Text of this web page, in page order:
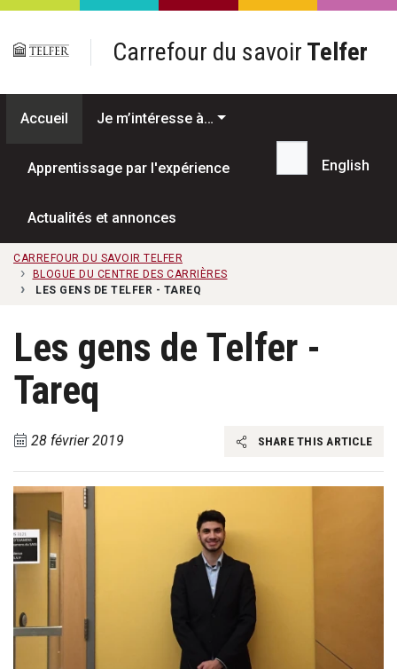
Passer au contenu principal
Carrefour du savoir Telfer
Accueil Je m’intéresse à…
Apprentissage par l'expérience
Actualités et annonces
Recherche...
English
CARREFOUR DU SAVOIR TELFER
BLOGUE DU CENTRE DES CARRIÈRES
LES GENS DE TELFER - TAREQ
Les gens de Telfer -
Tareq
28 février 2019 SHARE THIS ARTICLE